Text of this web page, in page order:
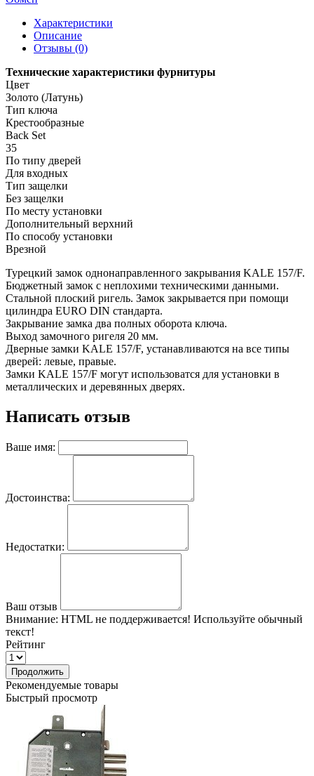
Характеристики
Описание
Отзывы (0)
Технические характеристики фурнитуры
Цвет
Золото (Латунь)
Тип ключа
Крестообразные
Back Set
35
По типу дверей
Для входных
Тип защелки
Без защелки
По месту установки
Дополнительный верхний
По способу установки
Врезной
Турецкий замок однонаправленного закрывания KALE 157/F.
Бюджетный замок с неплохими техническими данными.
Стальной плоский ригель. Замок закрывается при помощи
цилиндра EURO DIN стандарта.
Закрывание замка два полных оборота ключа.
Выход замочного ригеля 20 мм.
Дверные замки KALE 157/F, устанавливаются на все типы
дверей: левые, правые.
Замки KALE 157/F могут использоватся для установки в
металлических и деревянных дверях.
Написать отзыв
Ваше имя:
Достоинства:
Недостатки:
Ваш отзыв
Внимание: HTML не поддерживается! Используйте обычный
текст!
Рейтинг
Продолжить
Рекомендуемые товары
Быстрый просмотр